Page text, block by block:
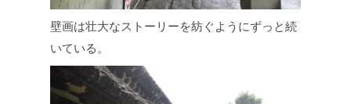
壁画は壮大なストーリーを紡ぐようにずっと続
いている。